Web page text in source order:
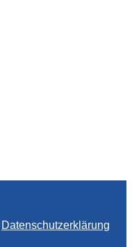
Datenschutzerklärung